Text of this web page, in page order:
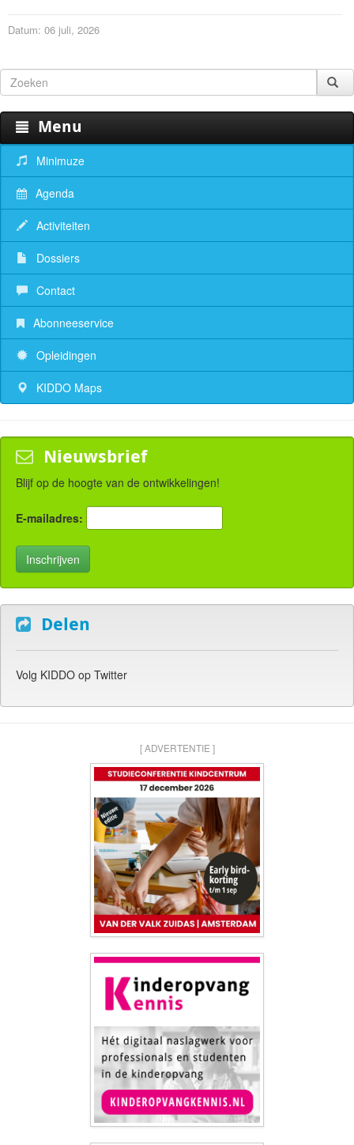
Datum: 06 juli, 2026
Menu
Minimuze
Agenda
Activiteiten
Dossiers
Contact
Abonneeservice
Opleidingen
KIDDO Maps
Nieuwsbrief
Blijf op de hoogte van de ontwikkelingen!
E-mailadres:
Delen
Volg KIDDO op Twitter
[ ADVERTENTIE ]